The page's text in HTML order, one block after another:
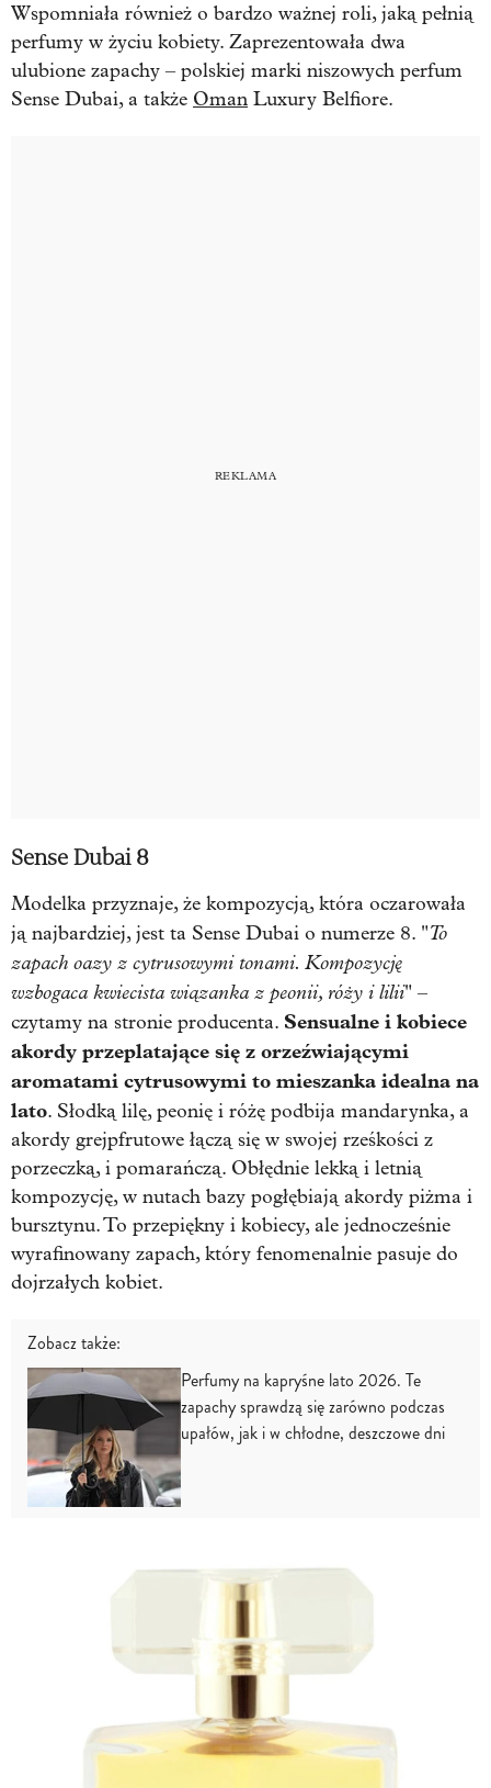
Wspomniała również o bardzo ważnej roli, jaką pełnią
perfumy w życiu kobiety. Zaprezentowała dwa
ulubione zapachy – polskiej marki niszowych perfum
Sense Dubai, a także Oman Luxury Belfiore.
Sense Dubai 8
Modelka przyznaje, że kompozycją, która oczarowała
ją najbardziej, jest ta Sense Dubai o numerze 8. "To
zapach oazy z cytrusowymi tonami. Kompozycję
wzbogaca kwiecista wiązanka z peonii, róży i lilii" –
czytamy na stronie producenta. Sensualne i kobiece
akordy przeplatające się z orzeźwiającymi
aromatami cytrusowymi to mieszanka idealna na
lato. Słodką lilę, peonię i różę podbija mandarynka, a
akordy grejpfrutowe łączą się w swojej rześkości z
porzeczką, i pomarańczą. Obłędnie lekką i letnią
kompozycję, w nutach bazy pogłębiają akordy piżma i
bursztynu. To przepiękny i kobiecy, ale jednocześnie
wyrafinowany zapach, który fenomenalnie pasuje do
dojrzałych kobiet.
Zobacz także:
Perfumy na kapryśne lato 2026. Te
zapachy sprawdzą się zarówno podczas
upałów, jak i w chłodne, deszczowe dni